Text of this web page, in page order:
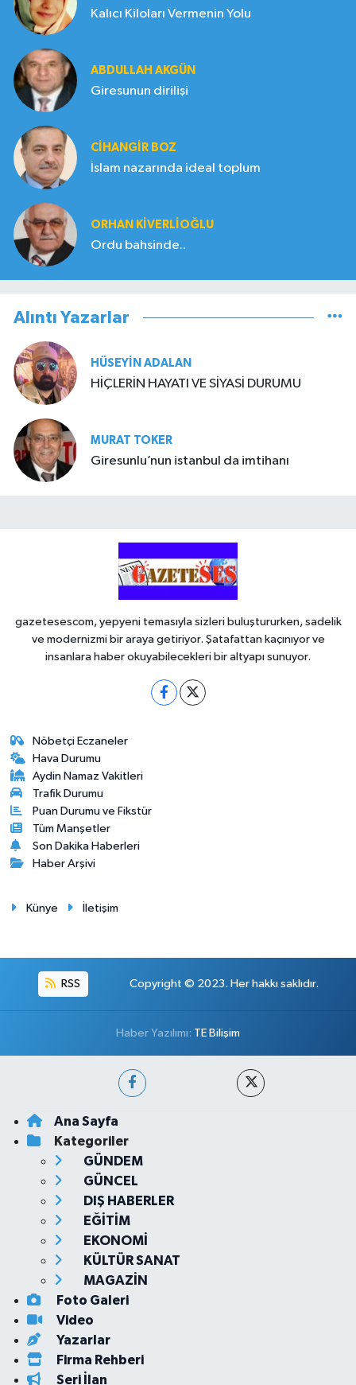
Kalıcı Kiloları Vermenin Yolu
ABDULLAH AKGÜN
Giresunun dirilişi
CIHANGIR BOZ
İslam nazarında ideal toplum
ORHAN KIVERLIOĞLU
Ordu bahsinde..
Alıntı Yazarlar
HÜSEYIN ADALAN
HİÇLERİN HAYATI VE SİYASİ DURUMU
MURAT TOKER
Giresunlu’nun istanbul da imtihanı
gazetesescom, yepyeni temasıyla sizleri buluştururken, sadelik
ve modernizmi bir araya getiriyor. Şatafattan kaçınıyor ve
insanlara haber okuyabilecekleri bir altyapı sunuyor.
Nöbetçi Eczaneler
Hava Durumu
Aydin Namaz Vakitleri
Trafik Durumu
Puan Durumu ve Fikstür
Tüm Manşetler
Son Dakika Haberleri
Haber Arşivi
Künye İletişim
RSS Copyright © 2023. Her hakkı saklıdır.
Haber Yazılımı: TE Bilişim
Ana Sayfa
Kategoriler
GÜNDEM
GÜNCEL
DIŞ HABERLER
EĞİTİM
EKONOMİ
KÜLTÜR SANAT
MAGAZİN
Foto Galeri
Video
Yazarlar
Firma Rehberi
Seri İlan